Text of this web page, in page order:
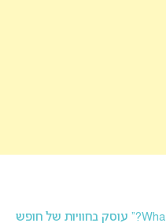
השיר “What The Hell Just Happened?” עוסק בחוויות של חופש